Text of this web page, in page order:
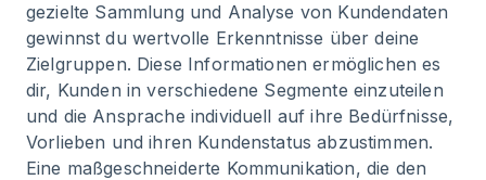
gezielte Sammlung und Analyse von Kundendaten
gewinnst du wertvolle Erkenntnisse über deine
Zielgruppen. Diese Informationen ermöglichen es
dir, Kunden in verschiedene Segmente einzuteilen
und die Ansprache individuell auf ihre Bedürfnisse,
Vorlieben und ihren Kundenstatus abzustimmen.
Eine maßgeschneiderte Kommunikation, die den